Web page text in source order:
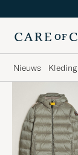
Nieuws Kleding